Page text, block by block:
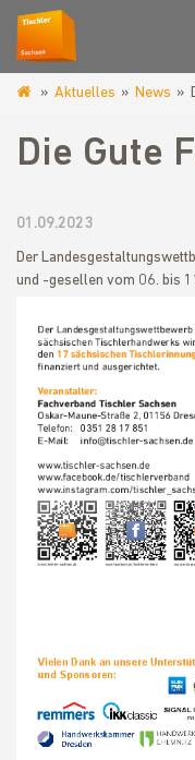
sachsen.de
Aktuelles News
Die Gute
01.09.2023
Der
und -gesellen vom 06. bis